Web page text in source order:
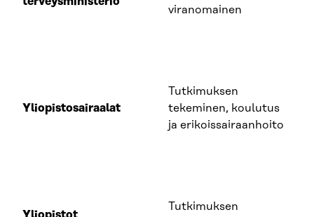
viranomainen
Yliopistosairaalat
Tutkimuksen
tekeminen, koulutus
ja erikoissairaanhoito
Tutkimuksen